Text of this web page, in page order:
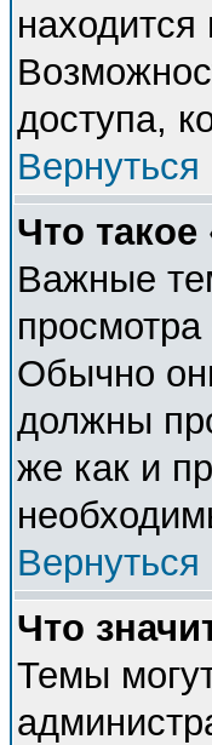
доступа,
Вернуться
Что
Важные
Обычно
должны
же как и
Вернуться
Что
Темы